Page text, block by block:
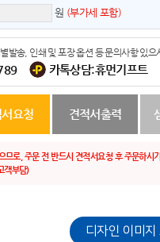
원 (부가세 포함)
발송, 인쇄 및 포장 옵션 등 문의사항 있으
카톡상담:휴먼기프트
요청 견적서출력
로, 주문 전 반드시 견적서요청 후 주문하시
객부담)
디자인 이미